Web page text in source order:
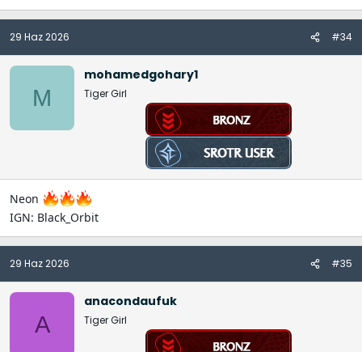
29 Haz 2026 #34
M
mohamedgohary1
Tiger Girl
Neon
IGN: Black_Orbit
29 Haz 2026 #35
A
anacondaufuk
Tiger Girl